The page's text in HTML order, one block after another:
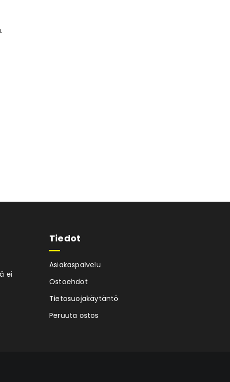
ei
Tiedot
Asiakaspalvelu
Ostoehdot
Tietosuojakäytäntö
Peruuta ostos